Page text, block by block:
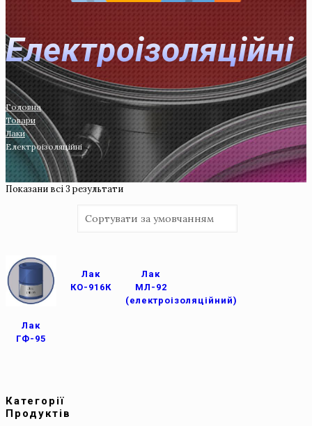
Електроізоляційні
Головна
Товари
Лаки
Електроізоляційні
Показани всi 3 результати
Лак
ГФ-95
Лак
КО-916К
Лак
МЛ-92
(електроізоляційний)
Категорії
Продуктів